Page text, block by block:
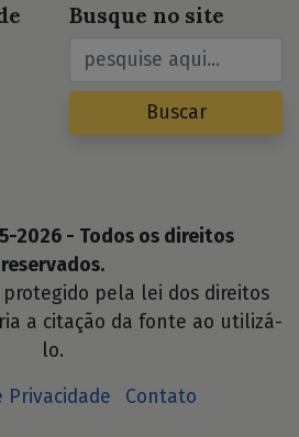
Busque no site
Buscar
2026 - Todos os direitos
reservados.
protegido pela lei dos direitos
a citação da fonte ao utilizá-
lo.
Privacidade
Contato